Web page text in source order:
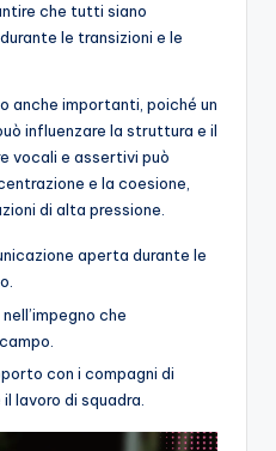
che tutti siano
le transizioni e le
anche importanti, poiché un
influenzare la struttura e il
vocali e assertivi può
e la coesione,
di alta pressione.
aperta durante le
che
con i compagni di
lavoro di squadra.